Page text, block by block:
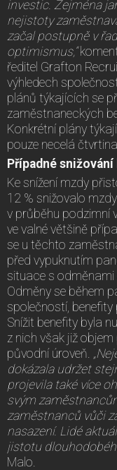
investic. Zejména
nejistoty
začal postupně v
optimismus,“
ředitel Grafton
výhledech
plánů týkajících se
zaměstnaneckých
Konkrétní plány
pouze necelá
Případné
Ke snížení mzdy
12 % snižovalo
v průběhu podzimní
ve valné většině
se u těchto
před vypuknutím
situace s odměnami
Odměny se během
společností,
Snížit benefity byla
z nich však již
původní úroveň.
dokázala udržet
projevila také více
svým
zaměstnanců vůči
nasazení. Lidé
jistotu
Malo.